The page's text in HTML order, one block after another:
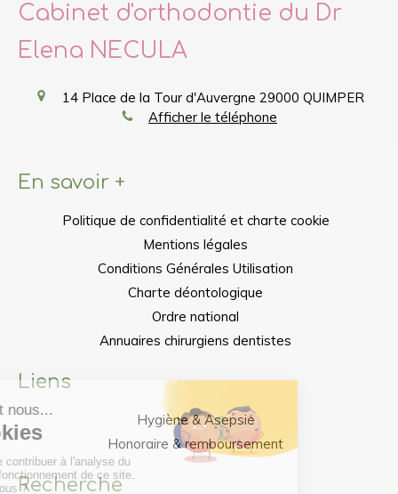
Cabinet d'orthodontie du Dr
Elena NECULA
14 Place de la Tour d'Auvergne 29000 QUIMPER
Afficher le téléphone
En savoir +
Politique de confidentialité et charte cookie
Mentions légales
Conditions Générales Utilisation
Charte déontologique
Ordre national
Annuaires chirurgiens dentistes
Liens
Hygiène & Asepsie
Honoraire & remboursement
Recherche